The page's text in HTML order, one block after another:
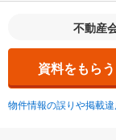
不動産
資料をもらう
物件情報の誤りや掲載